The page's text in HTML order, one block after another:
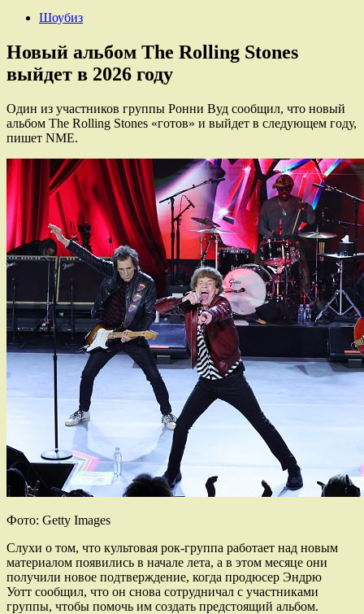
Шоубиз
Новый альбом The Rolling Stones
выйдет в 2026 году
Один из участников группы Ронни Вуд сообщил, что новый
альбом The Rolling Stones «готов» и выйдет в следующем году,
пишет NME.
Фото: Getty Images
Слухи о том, что культовая рок-группа работает над новым
материалом появились в начале лета, а в этом месяце они
получили новое подтверждение, когда продюсер Эндрю
Уотт сообщил, что он снова сотрудничал с участниками
группы, чтобы помочь им создать предстоящий альбом.